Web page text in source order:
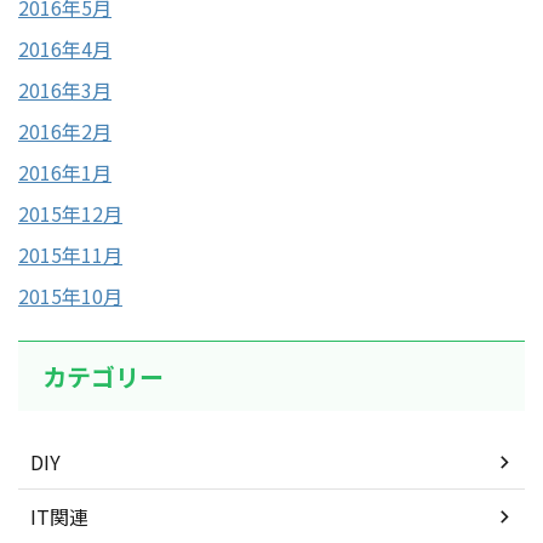
2016年5月
2016年4月
2016年3月
2016年2月
2016年1月
2015年12月
2015年11月
2015年10月
カテゴリー
DIY
IT関連